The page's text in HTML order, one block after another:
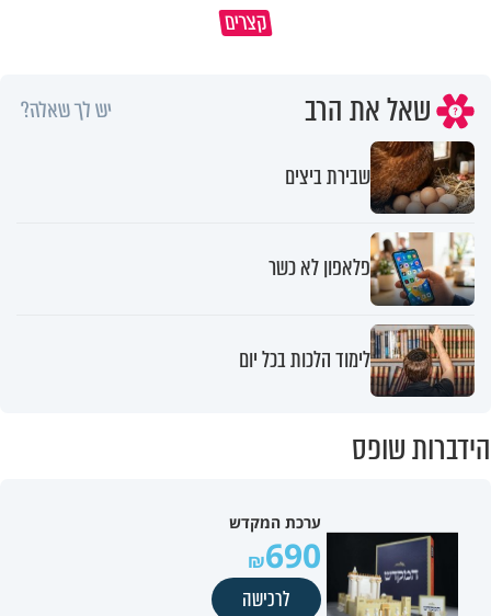
קצרים
שאל את הרב יש לך שאלה?
שבירת ביצים
פלאפון לא כשר
לימוד הלכות בכל יום
הידברות שופס
ערכת המקדש
690
לרכישה